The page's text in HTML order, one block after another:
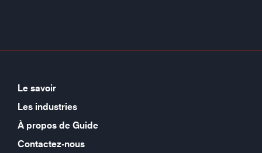
Le savoir
Les industries
À propos de Guide
Contactez-nous